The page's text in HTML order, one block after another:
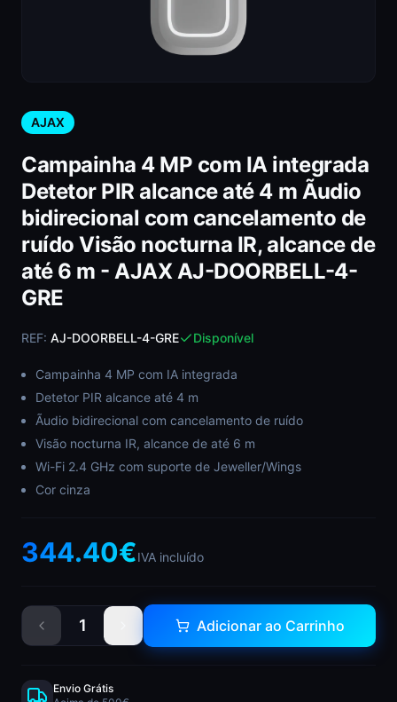
AJAX
Campainha 4 MP com IA integrada
Detetor PIR alcance até 4 m Ãudio
bidirecional com cancelamento de
ruído Visão nocturna IR, alcance de
até 6 m - AJAX AJ-DOORBELL-4-
GRE
REF: AJ-DOORBELL-4-GRE Disponível
Campainha 4 MP com IA integrada
Detetor PIR alcance até 4 m
Ãudio bidirecional com cancelamento de ruído
Visão nocturna IR, alcance de até 6 m
Wi-Fi 2.4 GHz com suporte de Jeweller/Wings
Cor cinza
344.40€IVA incluído
1 Adicionar ao Carrinho
Envio Grátis